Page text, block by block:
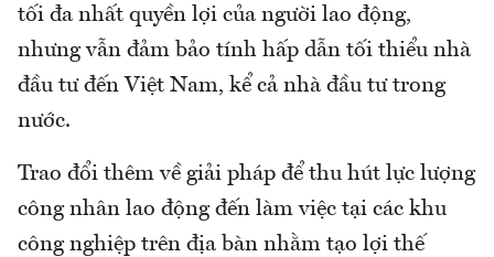
tối đa nhất quyền lợi của người lao động,
nhưng vẫn đảm bảo tính hấp dẫn tối thiểu nhà
đầu tư đến Việt Nam, kể cả nhà đầu tư trong
nước.
Trao đổi thêm về giải pháp để thu hút lực lượng
công nhân lao động đến làm việc tại các khu
công nghiệp trên địa bàn nhằm tạo lợi thế